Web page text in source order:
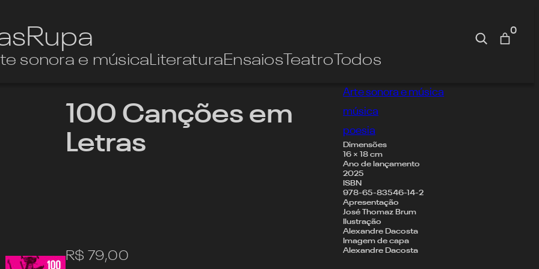
Rupa Pesquisa
0
sonora e músicaLiteraturaEnsaios Teatro Todos
100 Canções em
Letras
R$ 79,00
Arte sonora e música
música
poesia
Dimensões
16 × 18 cm
Ano de lançamento
2025
ISBN
978-65-83546-14-2
Apresentação
José Thomaz Brum
Ilustração
Alexandre Dacosta
Imagem de capa
Alexandre Dacosta